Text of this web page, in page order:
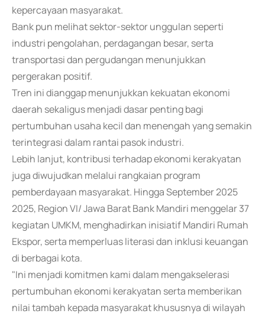
kepercayaan masyarakat.
Bank pun melihat sektor-sektor unggulan seperti
industri pengolahan, perdagangan besar, serta
transportasi dan pergudangan menunjukkan
pergerakan positif.
Tren ini dianggap menunjukkan kekuatan ekonomi
daerah sekaligus menjadi dasar penting bagi
pertumbuhan usaha kecil dan menengah yang semakin
terintegrasi dalam rantai pasok industri.
Lebih lanjut, kontribusi terhadap ekonomi kerakyatan
juga diwujudkan melalui rangkaian program
pemberdayaan masyarakat. Hingga September 2025
2025, Region VI/ Jawa Barat Bank Mandiri menggelar 37
kegiatan UMKM, menghadirkan inisiatif Mandiri Rumah
Ekspor, serta memperluas literasi dan inklusi keuangan
di berbagai kota.
"Ini menjadi komitmen kami dalam mengakselerasi
pertumbuhan ekonomi kerakyatan serta memberikan
nilai tambah kepada masyarakat khususnya di wilayah